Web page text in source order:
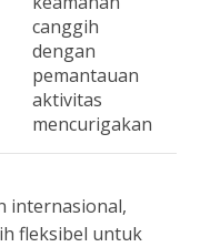
canggih
dengan
pemantauan
aktivitas
mencurigakan
internasional,
fleksibel untuk